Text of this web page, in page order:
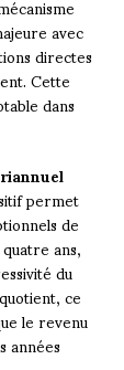
avec
directes
Cette
dans
permet
de
ans,
du
ce
le revenu